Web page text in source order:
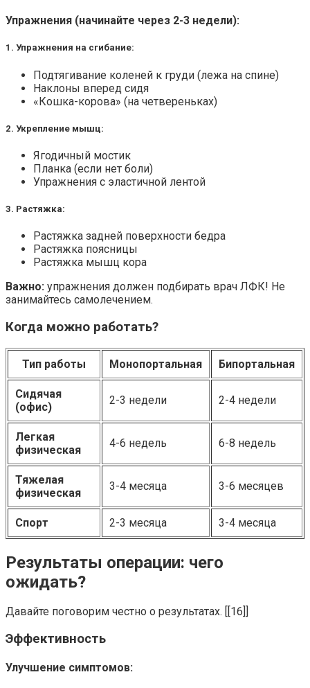
Упражнения (начинайте через 2-3 недели):
1. Упражнения на сгибание:
Подтягивание коленей к груди (лежа на спине)
Наклоны вперед сидя
«Кошка-корова» (на четвереньках)
2. Укрепление мышц:
Ягодичный мостик
Планка (если нет боли)
Упражнения с эластичной лентой
3. Растяжка:
Растяжка задней поверхности бедра
Растяжка поясницы
Растяжка мышц кора
Важно: упражнения должен подбирать врач ЛФК! Не
занимайтесь самолечением.
Когда можно работать?
Тип работы Монопортальная Бипортальная
Сидячая
(офис)
2-3 недели 2-4 недели
Легкая
физическая
4-6 недель 6-8 недель
Тяжелая
физическая
3-4 месяца 3-6 месяцев
Спорт 2-3 месяца 3-4 месяца
Результаты операции: чего
ожидать?
Давайте поговорим честно о результатах. [[16]]
Эффективность
Улучшение симптомов: